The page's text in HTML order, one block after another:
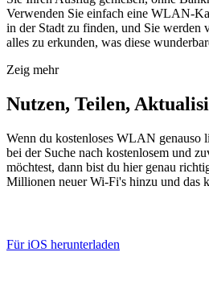
Verwenden Sie einfach eine WLAN-
in der Stadt zu finden, und Sie werden
alles zu erkunden, was diese
Zeig mehr
Nutzen, Teilen,
Wenn du kostenloses WLAN genauso
bei der Suche nach kostenlosem und
möchtest, dann bist du hier genau
Millionen neuer Wi-Fi's hinzu und das
Für iOS herunterladen